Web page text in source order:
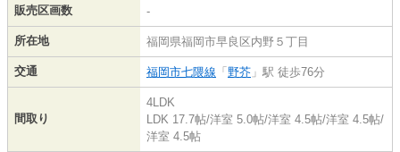
販売区画数 -
所在地 福岡県福岡市早良区内野５丁目
交通 福岡市七隈線 「 野芥 」駅 徒歩76分
間取り
4LDK
LDK 17.7帖/洋室 5.0帖/洋室 4.5帖/洋室 4.5帖/
洋室 4.5帖